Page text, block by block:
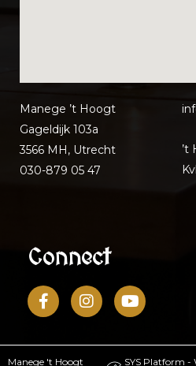
Manege ’t Hoogt
Gageldijk 103a
3566 MH, Utrecht
030-879 05 47
’t
Connect
Manege 't Hoogt SYS Platform